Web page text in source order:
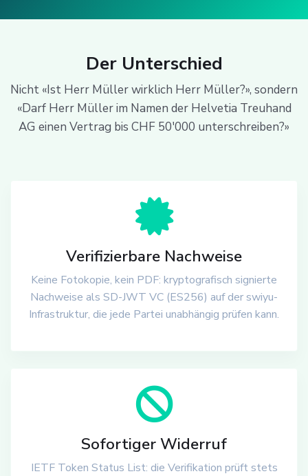
Der Unterschied
Nicht «Ist Herr Müller wirklich Herr Müller?», sondern
«Darf Herr Müller im Namen der Helvetia Treuhand
AG einen Vertrag bis CHF 50'000 unterschreiben?»
Verifizierbare Nachweise
Keine Fotokopie, kein PDF: kryptografisch signierte
Nachweise als SD-JWT VC (ES256) auf der swiyu-
Infrastruktur, die jede Partei unabhängig prüfen kann.
Sofortiger Widerruf
IETF Token Status List: die Verifikation prüft stets